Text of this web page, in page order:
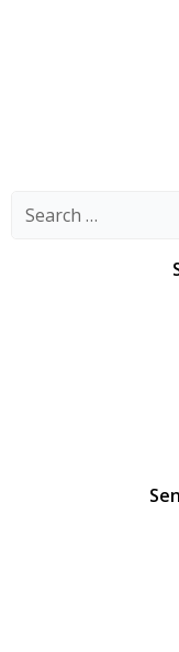
Search